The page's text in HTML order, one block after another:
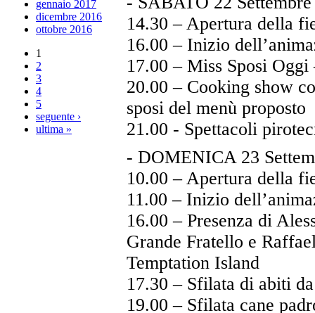
gennaio 2017
dicembre 2016
ottobre 2016
1
2
3
4
5
seguente ›
ultima »
14.30 – Apertura della
16.00 – Inizio
17.00 – Miss Sposi
20.00 – Cooking show
sposi del menù proposto
21.00 - Spettacoli
- DOMENICA 23
10.00 – Apertura della
11.00 – Inizio
16.00 – Presenza di
Grande Fratello e
Temptation Island
17.30 – Sfilata di abiti
19.00 – Sfilata cane